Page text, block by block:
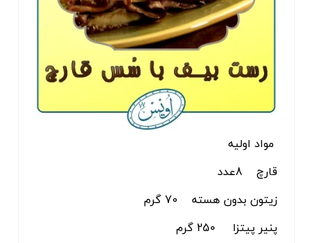
مواد اولیه
قارچ 8عدد
زیتون بدون هسته 70 گرم
پنیر پیتزا 250 گرم